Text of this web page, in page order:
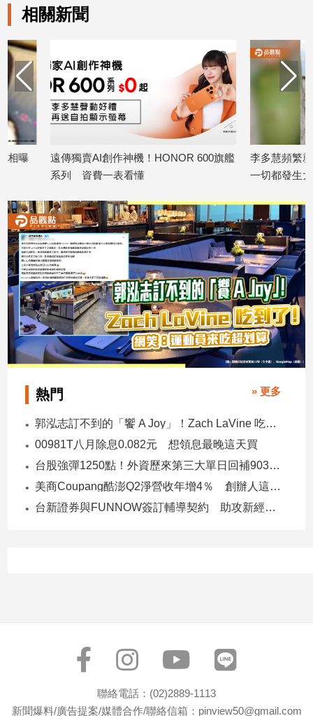
星
生
活
建
築/
室
內
設
旅
遊/
美
食
星
座/
命
理
消
費
健
康/
感
情
藝
文
相關新聞
遠傳獨賣AI創作神機！HONOR 600旗艦
系列 資費一表看懂
李多慧頻繁就醫引擔
一切都發生太快了
熱門 » 更多
郭泓志訂不到的「饗 A Joy」！Zach LaVine 吃到了！ 網笑：運動員來吃超划算
00981T八月除息0.082元 想領息最晚這天買
台股強彈1250點！外資歷來第三大單日回補903億 ETF反彈
美商Coupang酷澎Q2淨營收年增4％ 創辦人這樣看台灣市場！
台新證券與FUNNOW簽訂輔導契約 助攻新經濟企業上市櫃
聯絡電話：(02)2889-1113
新聞爆料/廣告提案/媒體合作/聯絡信箱：pinview50@gmail.com